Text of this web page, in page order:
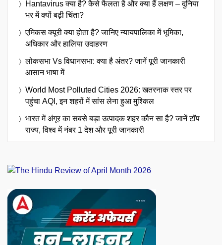
Hantavirus क्या है? कैसे फैलता है और क्या हैं लक्षण – दुनिया
भर में क्यों बढ़ी चिंता?
एमिकस क्यूरी क्या होता है? जानिए न्यायपालिका में भूमिका,
अधिकार और हालिया उदाहरण
लोकसभा Vs विधानसभा: क्या है अंतर? जानें पूरी जानकारी
आसान भाषा में
World Most Polluted Cities 2026: खतरनाक स्तर पर
पहुंचा AQI, इन शहरों में सांस लेना हुआ मुश्किल
भारत में अंगूर का सबसे बड़ा उत्पादक शहर कौन सा है? जानें टॉप
राज्य, विश्व में नंबर 1 देश और पूरी जानकारी